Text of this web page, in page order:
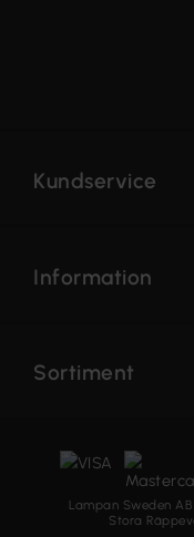
Kundservice
Information
Sortiment
Lampan Sweden
Stora